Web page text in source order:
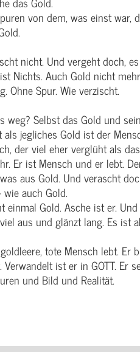
von dem, was einst war,
nicht. Und vergeht doch,
Nichts. Auch Gold nicht
Ohne Spur. Wie verzischt.
weg? Selbst das Gold und
als jegliches Gold ist der
der viel eher verglüht als
Er ist Mensch und er lebt.
aus Gold. Und verascht
auch Gold.
einmal Gold. Asche ist er.
aus und glänzt lang. Es ist
tote Mensch lebt. Er
Verwandelt ist er in GOTT. Er
Spuren und Bild